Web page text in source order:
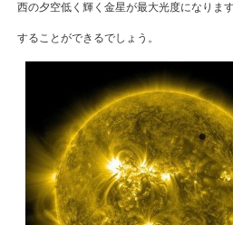
西の夕空低く輝く金星が最大光度になりま
することができるでしょう。